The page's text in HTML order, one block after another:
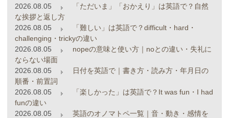
2026.08.05
「ただいま」「おかえり」は英語で？自然
な挨拶と返し方
2026.08.05
「難しい」は英語で？difficult・hard・
challenging・trickyの違い
2026.08.05
nopeの意味と使い方｜noとの違い・失礼に
ならない場面
2026.08.05
日付を英語で｜書き方・読み方・年月日の
順番・前置詞
2026.08.05
「楽しかった」は英語で？It was fun・I had
funの違い
2026.08.05
英語のオノマトペ一覧｜音・動き・感情を